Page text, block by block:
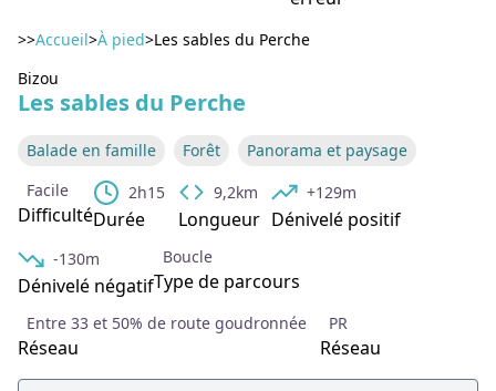
>>Accueil>À pied>Les sables du Perche
Bizou
Les sables du Perche
Balade en famille Forêt
Panorama et paysage
Facile
Difficulté
2h15
Durée
9,2km
Longueur
+129m
Dénivelé positif
-130m
Dénivelé négatif
Boucle
Type de parcours
Entre 33 et 50% de route goudronnée
Réseau
PR
Réseau